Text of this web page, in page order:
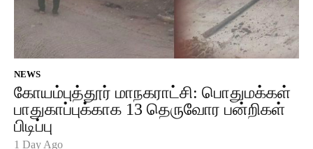
NEWS
கோயம்புத்தூர் மாநகராட்சி: பொதுமக்கள்
பாதுகாப்புக்காக 13 தெருவோர பன்றிகள்
பிடிப்பு
1 Day Ago